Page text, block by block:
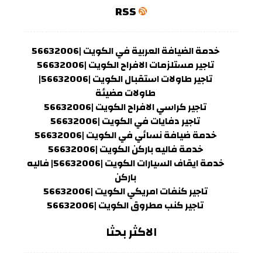
RSS
خدمة الضيافة العربية في الكويت |56632006
تاجير مستلزمات الافراح الكويت |56632006
تاجير طاولات استقبال الكويت |56632006|
طاولات مضيئة
تاجير كراسي الافراح الكويت |56632006
تاجير دفايات في الكويت |56632006
خدمة ضيافة نسائي في الكويت |56632006
خدمة فاليه باركن الكويت |56632006
خدمة ايقاف السيارات الكويت |56632006| فاليه
باركن
تاجير كنفات امريكي الكويت |56632006
تاجير كنب مطروق الكويت |56632006
الاكثر بحثا